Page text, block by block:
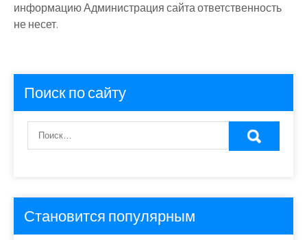
информацию Администрация сайта ответственность
не несет.
Поиск по сайту
Становится популярным